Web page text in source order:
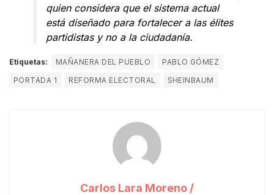
quien considera que el sistema actual
está diseñado para fortalecer a las élites
partidistas y no a la ciudadanía.
Etiquetas: MAÑANERA DEL PUEBLO
PABLO GÓMEZ
PORTADA 1
REFORMA ELECTORAL SHEINBAUM
Carlos Lara Moreno /